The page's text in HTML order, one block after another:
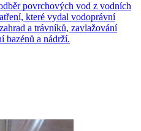
povrchových vod z vodních
které vydal vodoprávní
a trávníků, zavlažování
bazénů a nádrží.